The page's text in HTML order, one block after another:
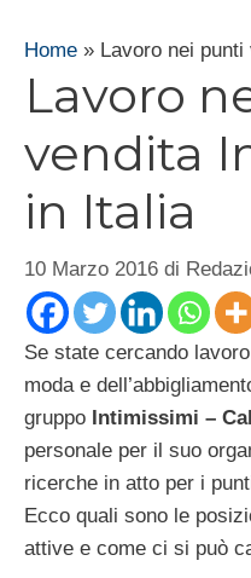
Home » Lavoro nei
Lavoro
vendita
in Italia
10 Marzo 2016 di
Se state cercando
moda e
gruppo Intimissimi –
personale per il suo
ricerche in atto per i
Ecco quali sono le
attive e come ci si può